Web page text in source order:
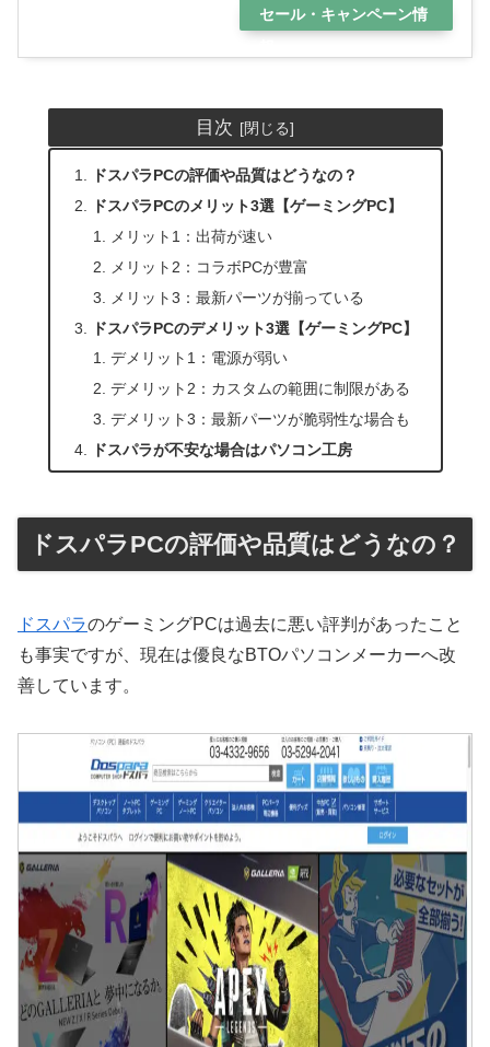
セール・キャンペーン情
目次
ドスパラPCの評価や品質はどうなの？
ドスパラPCのメリット3選【ゲーミングPC】
メリット1：出荷が速い
メリット2：コラボPCが豊富
メリット3：最新パーツが揃っている
ドスパラPCのデメリット3選【ゲーミングPC】
デメリット1：電源が弱い
デメリット2：カスタムの範囲に制限がある
デメリット3：最新パーツが脆弱性な場合も
ドスパラが不安な場合はパソコン工房
ドスパラPCの評価や品質はどうなの？
ドスパラのゲーミングPCは過去に悪い評判があったこと
も事実ですが、現在は優良なBTOパソコンメーカーへ改
善しています。